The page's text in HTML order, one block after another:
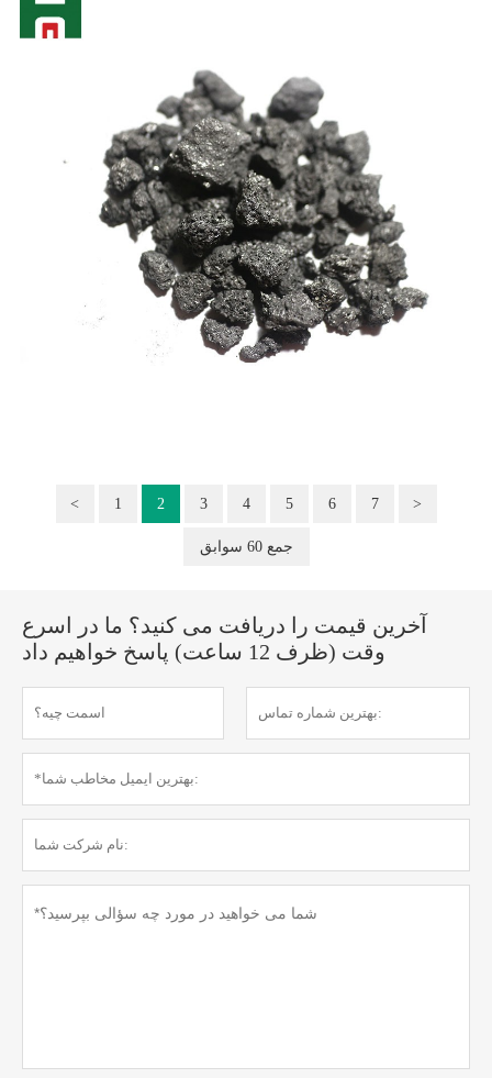
< 1 2 3 4 5 6 7 >
جمع 60 سوابق
آخرین قیمت را دریافت می کنید؟ ما در اسرع
وقت (ظرف 12 ساعت) پاسخ خواهیم داد